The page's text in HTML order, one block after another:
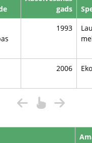
gads
1993
2006